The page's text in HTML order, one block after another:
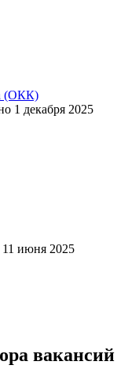
(ОКК)
1 декабря 2025
11 июня 2025
вакансий